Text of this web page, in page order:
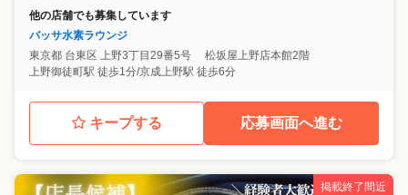
他の店舗でも募集しています
バッサ水素ラウンジ
東京都 台東区 上野3丁目29番5号 松坂屋上野店本館2階
上野御徒町駅 徒歩1分/京成上野駅 徒歩6分
キープする 応募画面へ進む
掲載終了間近